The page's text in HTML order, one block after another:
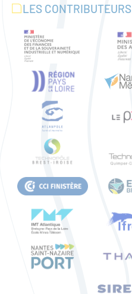
LES CONTRIBUTEURS